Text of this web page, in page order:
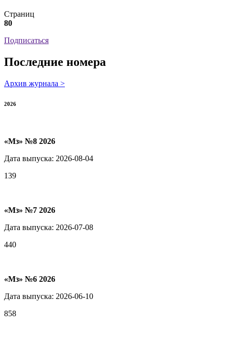
Страниц
80
Подписаться
Последние номера
Архив журнала >
2026
«Мз» №8 2026
Дата выпуска: 2026-08-04
139
«Мз» №7 2026
Дата выпуска: 2026-07-08
440
«Мз» №6 2026
Дата выпуска: 2026-06-10
858